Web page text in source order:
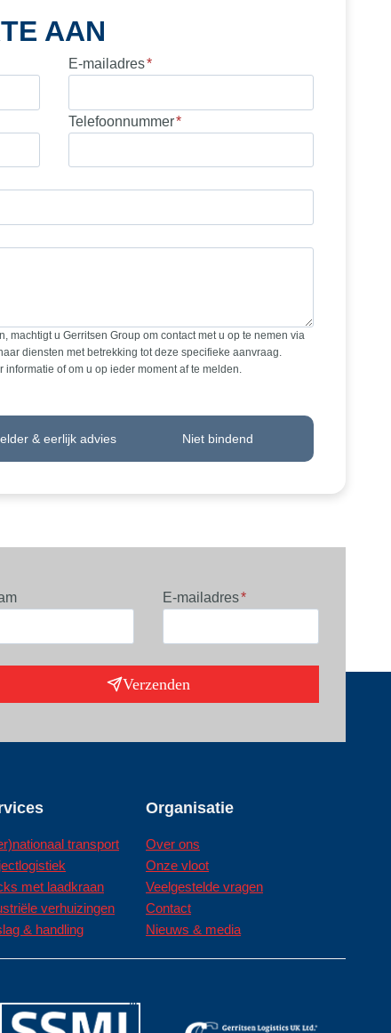
AAN
E-mailadres*
Telefoonnummer*
machtigt u Gerritsen Group om contact met u op te nemen via
diensten met betrekking tot deze specifieke aanvraag.
of om u op ieder moment af te melden.
& eerlijk advies Niet bindend
E-mailadres*
Verzenden
transport
met laadkraan
verhuizingen
& handling
Organisatie
Over ons
Onze vloot
Veelgestelde vragen
Contact
Nieuws & media